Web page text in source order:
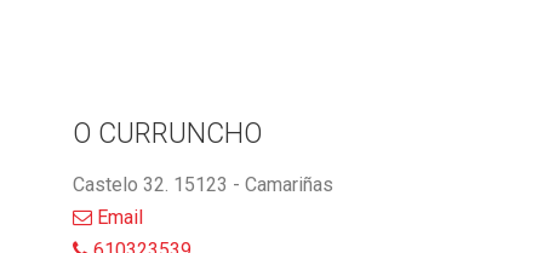
O CURRUNCHO
Castelo 32. 15123 - Camariñas
Email